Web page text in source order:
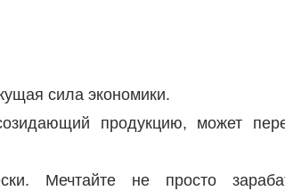
сила экономики.
продукцию, может
Мечтайте не просто